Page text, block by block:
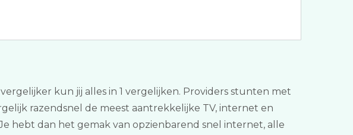
kun jij alles in 1 vergelijken. Providers stunten met
razendsnel de meest aantrekkelijke TV, internet en
hebt dan het gemak van opzienbarend snel internet, alle